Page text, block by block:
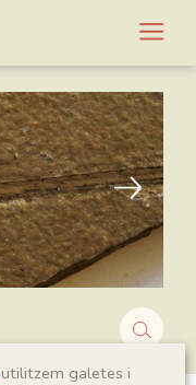
utilitzem galetes i